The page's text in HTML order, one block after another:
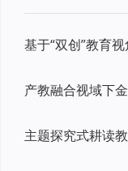
基于“双创”教育
产教融合视域下
主题探究式耕读